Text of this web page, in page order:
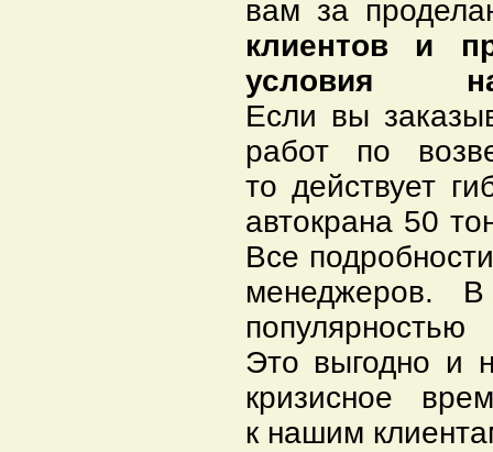
вам за
клиентов и
условия
Если вы
работ по
то действует
автокрана 50
Все
менеджеров.
Это выгодно и
кризисное
к нашим